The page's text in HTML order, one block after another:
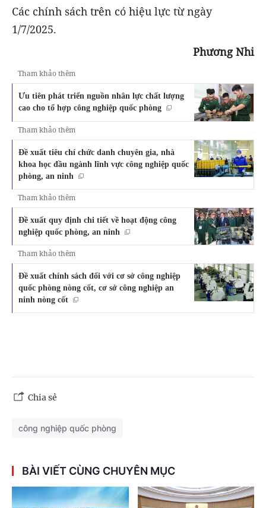
Các chính sách trên có hiệu lực từ ngày
1/7/2025.
Phương Nhi
Tham khảo thêm
Ưu tiên phát triển nguồn nhân lực chất lượng
cao cho tổ hợp công nghiệp quốc phòng
Tham khảo thêm
Đề xuất tiêu chí chức danh chuyên gia, nhà
khoa học đầu ngành lĩnh vực công nghiệp quốc
phòng, an ninh
Tham khảo thêm
Đề xuất quy định chi tiết về hoạt động công
nghiệp quốc phòng, an ninh
Tham khảo thêm
Đề xuất chính sách đối với cơ sở công nghiệp
quốc phòng nòng cốt, cơ sở công nghiệp an
ninh nòng cốt
Chia sẻ
công nghiệp quốc phòng
BÀI VIẾT CÙNG CHUYÊN MỤC